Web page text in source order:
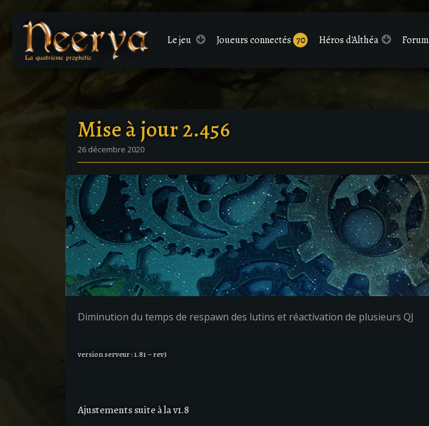
Lejeu Joueurs connectés 70 Héros d'Althéa Forum
Mise à jour 2.456
26 décembre 2020
Diminution du temps de respawn des lutins et réactivation de plusieurs QJ
version serveur : 1.81 – rev3
Ajustements suite à la v1.8